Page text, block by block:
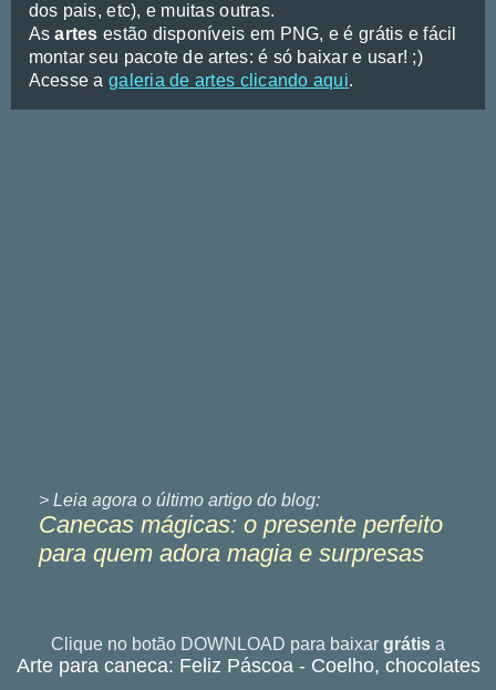
dos pais, etc), e muitas outras.
Asartes estão disponíveis em PNG, e é grátis e fácil
montar seu pacote de artes: é só baixar e usar! ;)
Acesse a galeria de artes clicando aqui.
> Leia agora o último artigo do blog:
Canecas mágicas: o presente perfeito
para quem adora magia e surpresas
Clique no botão DOWNLOAD para baixar grátis a
Arte para caneca: Feliz Páscoa - Coelho, chocolates